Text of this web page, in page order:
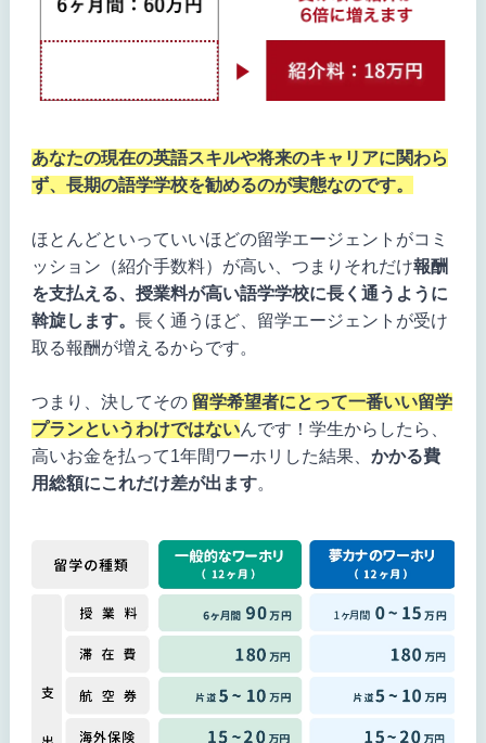
あなたの現在の英語スキルや将来のキャリアに関わら
ず、長期の語学学校を勧めるのが実態なのです。
ほとんどといっていいほどの留学エージェントがコミ
ッション（紹介手数料）が高い、つまりそれだけ報酬
を支払える、授業料が高い語学学校に長く通うように
斡旋します。 長く通うほど、留学エージェントが受け
取る報酬が増えるからです。
つまり、決してその 留学希望者にとって一番いい留学
プランというわけではないんです！学生からしたら、
高いお金を払って1年間ワーホリした結果、 かかる費
用総額にこれだけ差が出ます。